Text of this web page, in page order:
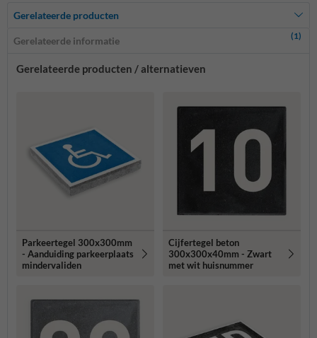
Gerelateerde producten
Gerelateerde informatie (1)
Gerelateerde producten / alternatieven
Parkeertegel 300x300mm
- Aanduiding parkeerplaats
mindervaliden
Cijfertegel beton
300x300x40mm - Zwart
met wit huisnummer